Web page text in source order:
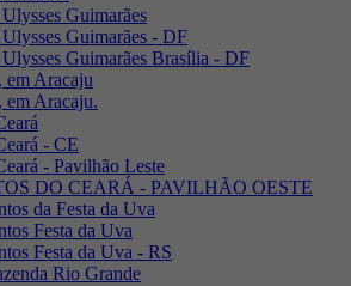
Guimarães
Guimarães - DF
Guimarães Brasília - DF
em Aracaju
em Aracaju.
- CE
- Pavilhão Leste
DO CEARÁ - PAVILHÃO OESTE
da Festa da Uva
Festa da Uva
Festa da Uva - RS
Rio Grande